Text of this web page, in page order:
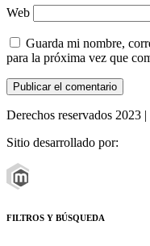
Web
Guarda mi nombre,
para la próxima vez que
Derechos reservados 2023
Sitio desarrollado por:
FILTROS Y BÚSQUEDA